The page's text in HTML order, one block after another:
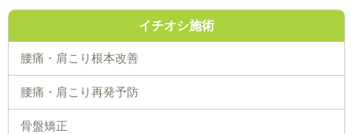
イチオシ施術
腰痛・肩こり根本改善
腰痛・肩こり再発予防
骨盤矯正